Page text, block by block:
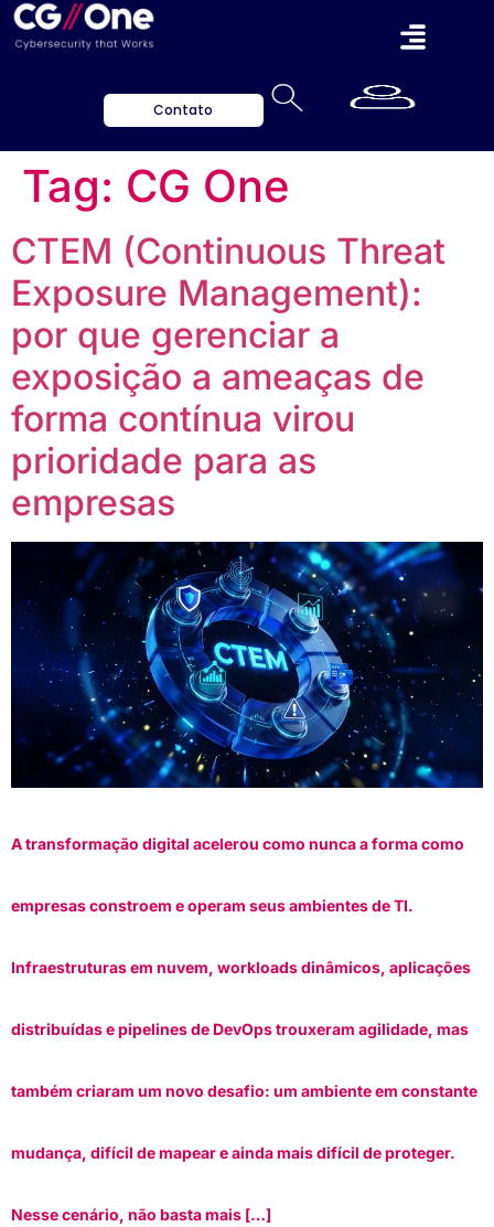
Contato
Tag: CG One
CTEM (Continuous Threat
Exposure Management):
por que gerenciar a
exposição a ameaças de
forma contínua virou
prioridade para as
empresas
A transformação digital acelerou como nunca a forma como
empresas constroem e operam seus ambientes de TI.
Infraestruturas em nuvem, workloads dinâmicos, aplicações
distribuídas e pipelines de DevOps trouxeram agilidade, mas
também criaram um novo desafio: um ambiente em constante
mudança, difícil de mapear e ainda mais difícil de proteger.
Nesse cenário, não basta mais […]